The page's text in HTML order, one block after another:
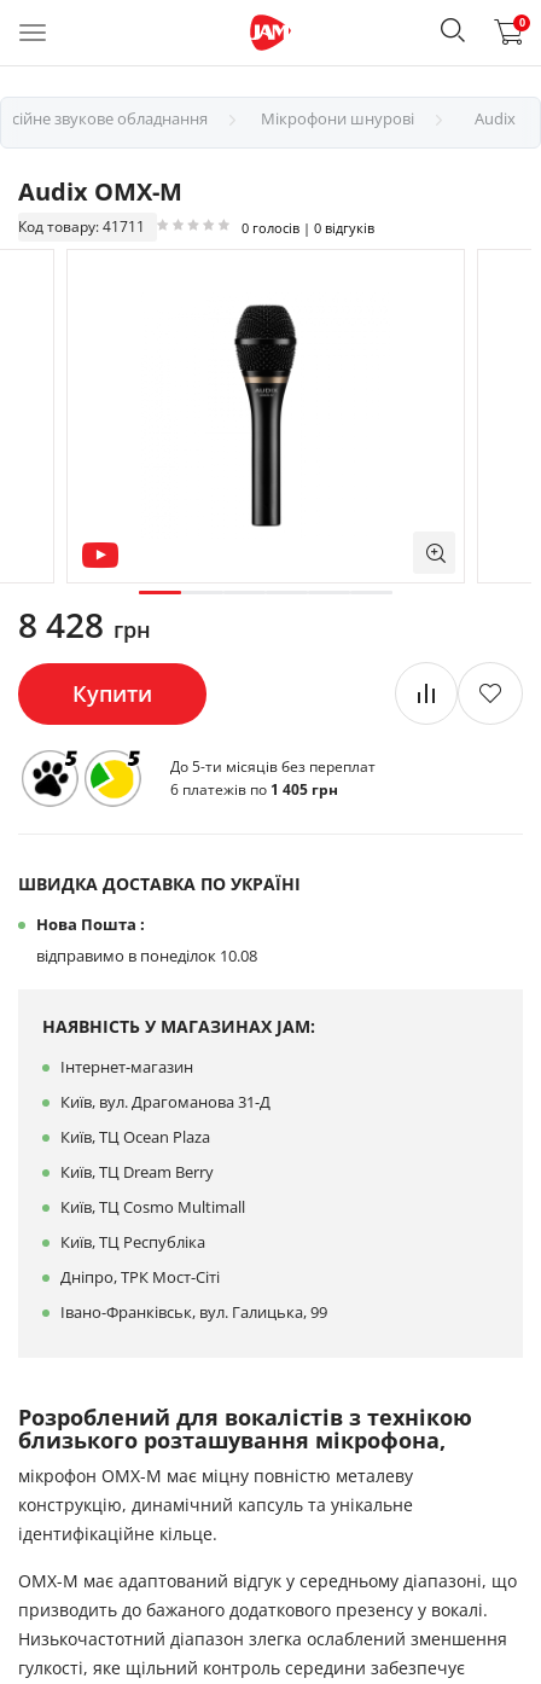
0
звукове обладнання Мікрофони шнурові Audix
Audix OMX-M
Код товару: 41711 0 голосів | 0 відгуків
8 428 грн
Купити
До 5-ти місяців без переплат
6 платежів по 1 405 грн
ШВИДКА ДОСТАВКА ПО УКРАЇНІ
Нова Пошта :
відправимо в понеділок 10.08
НАЯВНІСТЬ У МАГАЗИНАХ JAM:
Інтернет-магазин
Київ, вул. Драгоманова 31-Д
Київ, ТЦ Ocean Plaza
Київ, ТЦ Dream Berry
Київ, ТЦ Cosmo Multimall
Київ, ТЦ Республіка
Дніпро, ТРК Мост-Сіті
Івано-Франківськ, вул. Галицька, 99
Розроблений для вокалістів з технікою
близького розташування мікрофона,
мікрофон OMX-M має міцну повністю металеву
конструкцію, динамічний капсуль та унікальне
ідентифікаційне кільце.
OMX-M має адаптований відгук у середньому діапазоні, що
призводить до бажаного додаткового презенсу у вокалі.
Низькочастотний діапазон злегка ослаблений зменшення
гулкості, яке щільний контроль середини забезпечує